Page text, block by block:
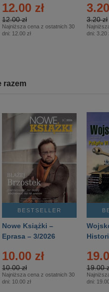
12.00 zł
12.00 zł
Najniższa cena z ostatnich 30
dni: 12.00 zł
3.20 zł
dni: 3.20
razem
BESTSELLER
Nowe Książki –
Eprasa – 3/2026
10.00 zł
10.00 zł
Najniższa cena z ostatnich 30
dni: 10.00 zł
19.00
dni: